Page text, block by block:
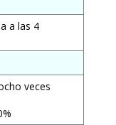
a las 4
veces